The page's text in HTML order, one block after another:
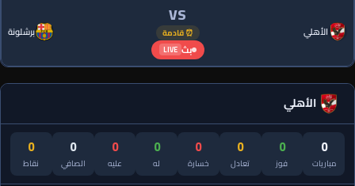
الأهلي
VS
⏰ قادمة
بث LIVE
برشلونة
الأهلي
0
مباريات
0
فوز
0
تعادل
0
خسارة
0
له
0
عليه
0
الصافي
0
نقاط